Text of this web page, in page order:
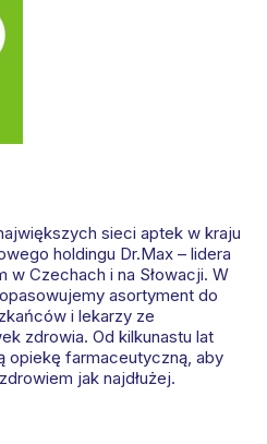
sieci aptek w kraju
holdingu Dr.Max – lidera
w Czechach i na Słowacji. W
asortyment do
i lekarzy ze
zdrowia. Od kilkunastu lat
opiekę farmaceutyczną, aby
jak najdłużej.